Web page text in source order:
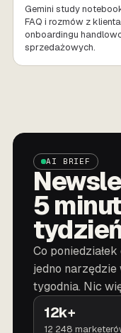
Gemini study
FAQ i rozmów z
onboardingu
sprzedażowych.
AI BRIEF
5
Co
jedno
tygodnia. Nic
12k+
12 248